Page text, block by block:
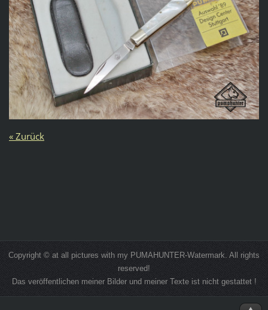
« Zurück
Copyright © at all pictures with my PUMAHUNTER-Watermark. All rights
reserved!
Das veröffentlichen meiner Bilder und meiner Texte ist nicht gestattet !